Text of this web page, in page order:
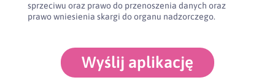
sprzeciwu oraz prawo do przenoszenia danych oraz
prawo wniesienia skargi do organu nadzorczego.
Wyślij aplikację